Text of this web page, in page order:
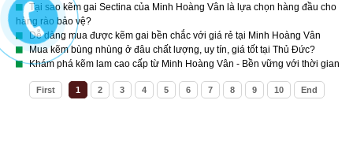
Tại sao kẽm gai Sectina của Minh Hoàng Vân là lựa chọn hàng đầu cho
hàng rào bảo vệ?
Dễ dàng mua được kẽm gai bền chắc với giá rẻ tại Minh Hoàng Vân
Mua kẽm bùng nhùng ở đâu chất lượng, uy tín, giá tốt tại Thủ Đức?
Khám phá kẽm lam cao cấp từ Minh Hoàng Vân - Bền vững với thời gian
First 1 2 3 4 5 6 7 8 9 10 End